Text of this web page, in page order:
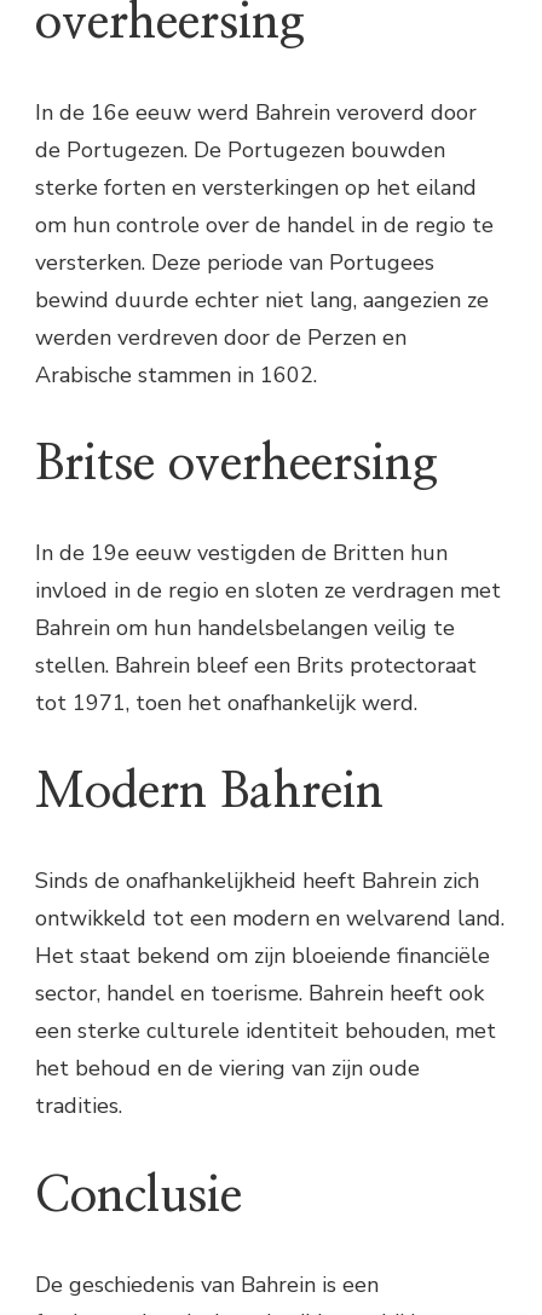
overheersing
In de 16e eeuw werd Bahrein veroverd door
de Portugezen. De Portugezen bouwden
sterke forten en versterkingen op het eiland
om hun controle over de handel in de regio te
versterken. Deze periode van Portugees
bewind duurde echter niet lang, aangezien ze
werden verdreven door de Perzen en
Arabische stammen in 1602.
Britse overheersing
In de 19e eeuw vestigden de Britten hun
invloed in de regio en sloten ze verdragen met
Bahrein om hun handelsbelangen veilig te
stellen. Bahrein bleef een Brits protectoraat
tot 1971, toen het onafhankelijk werd.
Modern Bahrein
Sinds de onafhankelijkheid heeft Bahrein zich
ontwikkeld tot een modern en welvarend land.
Het staat bekend om zijn bloeiende financiële
sector, handel en toerisme. Bahrein heeft ook
een sterke culturele identiteit behouden, met
het behoud en de viering van zijn oude
tradities.
Conclusie
De geschiedenis van Bahrein is een